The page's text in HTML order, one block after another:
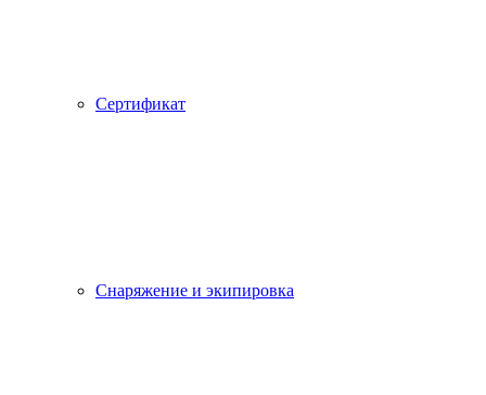
Сертификат
Снаряжение и экипировка